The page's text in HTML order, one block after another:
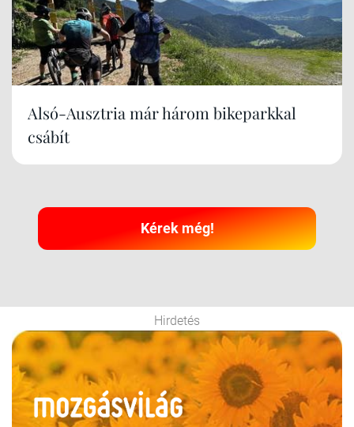
Alsó-Ausztria már három bikeparkkal
csábít
Kérek még!
Hirdetés